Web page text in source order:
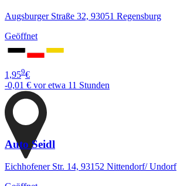
Augsburger Straße 32, 93051 Regensburg
Geöffnet
1,959€
-0,01 € vor etwa 11 Stunden
Auto Seidl
Eichhofener Str. 14, 93152 Nittendorf/ Undorf